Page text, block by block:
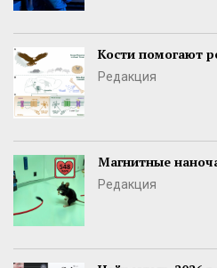
Кости помогают
Редакция
Магнитные
Редакция